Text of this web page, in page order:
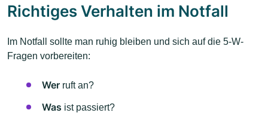
Richtiges Verhalten im Notfall
Im Notfall sollte man ruhig bleiben und sich auf die 5-W-
Fragen vorbereiten:
Wer ruft an?
Was ist passiert?